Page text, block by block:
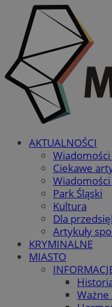
AKTUALNOŚCI
Ciekawe
Park Śląski
Kultura
Dla
Artykuły
KRYMINALNE
MIASTO